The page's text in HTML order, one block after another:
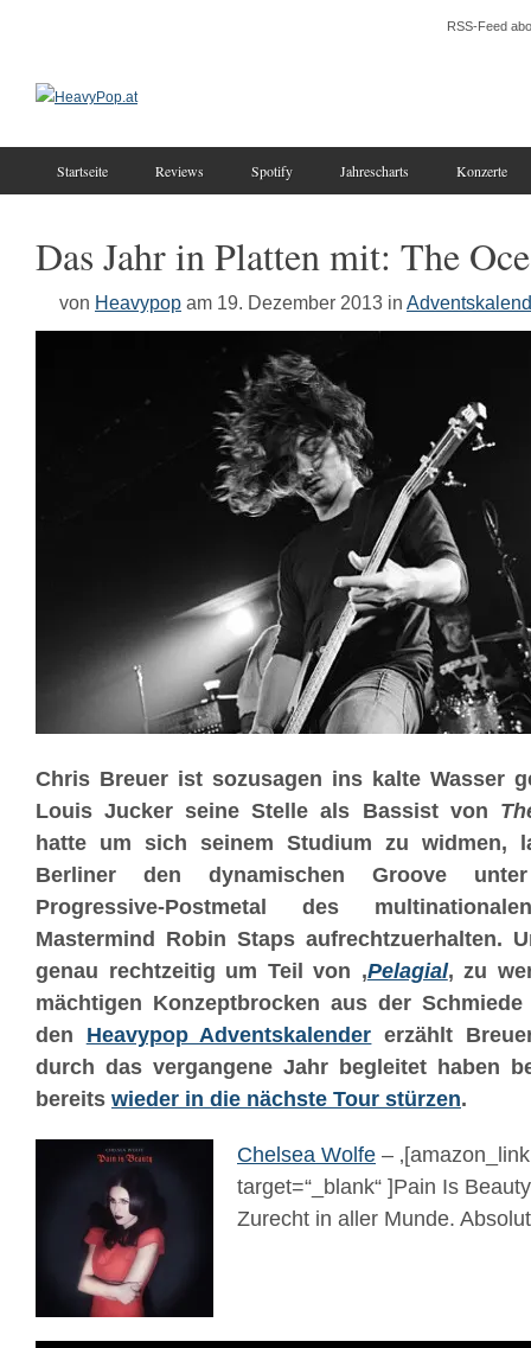
RSS-Feed
Startseite Reviews Spotify Jahrescharts Konzerte
Das Jahr in Platten mit: The
von Heavypop am 19. Dezember 2013 in
Chris Breuer ist sozusagen ins kalte Wasser
Louis Jucker seine Stelle als Bassist von
hatte um sich seinem Studium zu widmen,
Berliner den dynamischen Groove
Progressive-Postmetal des
Mastermind Robin Staps aufrechtzuerhalten.
genau rechtzeitig um Teil von ‚Pelagial‚ zu
mächtigen Konzeptbrocken aus der
den Heavypop Adventskalender erzählt
durch das vergangene Jahr begleitet haben
bereits wieder in die nächste Tour stürzen.
Chelsea Wolfe –
target=“_blank“ ]Pain Is
Zurecht in aller Munde.